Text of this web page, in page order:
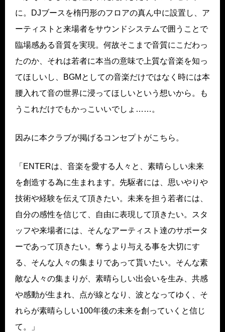
に。DJブースを楕円形のフロアの真ん中に設置し、ア
ーティストと来場者をサウンドシステムで囲うことで
臨場感ある音質を実現。何故そこまで音質にこだわっ
たのか、それは若者に本当の意味で上質な音楽を知っ
てほしいし、BGMとしての音楽だけではなく時には本
腰入れて音の世界に浸ってほしいという想いから。も
うこれだけでもかっこいいでしょ……。
因みに本クラブが掲げるコンセプトがこちら。
「ENTERは、音楽を愛する人々と、素晴らしい未来
を創造する為に生まれます。先駆者には、思いやりや
技術や経験を伝えて頂きたい。未来を担う若者には、
自分の感性を信じて、自由に表現して頂きたい。スタ
ッフや来場者には、そんなアーティスト達のサポータ
ーであって頂きたい。奪うより与える事を大切にす
る、そんな人々の集まりであって貰いたい。そんな素
敵な人々の集まりが、素晴らしい出会いを生み、共感
や感動が生まれ、点が線となり、波となってゆく、そ
れらが素晴らしい100年後の未来を創っていくと信じ
て。」